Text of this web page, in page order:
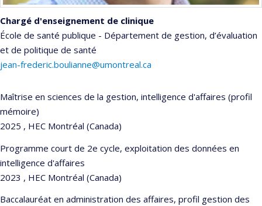
Chargé d'enseignement de clinique
École de santé publique - Département de gestion, d’évaluation
et de politique de santé
jean-frederic.boulianne@umontreal.ca
Maîtrise en sciences de la gestion, intelligence d'affaires (profil
mémoire)
2025 , HEC Montréal (Canada)
Programme court de 2e cycle, exploitation des données en
intelligence d'affaires
2023 , HEC Montréal (Canada)
Baccalauréat en administration des affaires, profil gestion des